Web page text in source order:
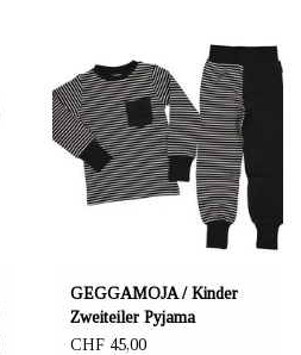
GEGGAMOJA / Kinder
Zweiteiler Pyjama
schwarz/weiss
CHF 45,00